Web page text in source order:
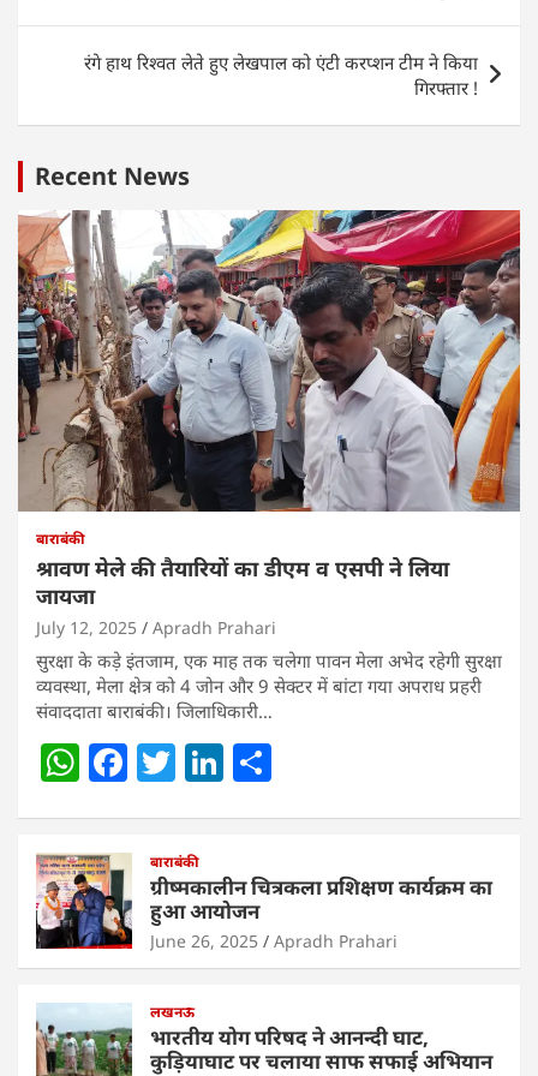
p
p
o
o
k
n
navigation
रंगे हाथ रिश्वत लेते हुए लेखपाल को एंटी करप्शन टीम ने किया
गिरफ्तार !
Recent News
बाराबंकी
श्रावण मेले की तैयारियों का डीएम व एसपी ने लिया
जायजा
July 12, 2025 Apradh Prahari
सुरक्षा के कड़े इंतजाम, एक माह तक चलेगा पावन मेला अभेद रहेगी सुरक्षा
व्यवस्था, मेला क्षेत्र को 4 जोन और 9 सेक्टर में बांटा गया अपराध प्रहरी
संवाददाता बाराबंकी। जिलाधिकारी…
W
at
s
A
p
p
F
c
e
b
o
o
k
T
er
Li
e
dI
n
e
बाराबंकी
ग्रीष्मकालीन चित्रकला प्रशिक्षण कार्यक्रम का
हुआ आयोजन
June 26, 2025 Apradh Prahari
लखनऊ
भारतीय योग परिषद ने आनन्दी घाट,
कुड़ियाघाट पर चलाया साफ सफाई अभियान